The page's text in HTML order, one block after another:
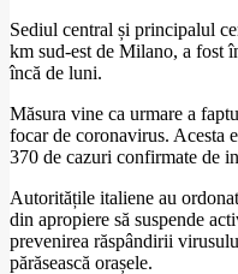
Sediul central și principalul
km sud-est de Milano, a fost
încă de luni.
Măsura vine ca urmare a
focar de coronavirus. Acesta
370 de cazuri confirmate de
Autoritățile italiene au
din apropiere să suspende
prevenirea răspândirii
părăsească orașele.